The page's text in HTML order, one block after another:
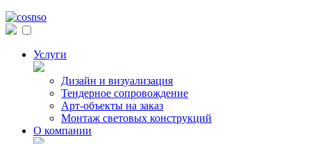
Услуги
Дизайн и визуализация
Тендерное сопровождение
Арт-объекты на заказ
Монтаж световых конструкций
О компании